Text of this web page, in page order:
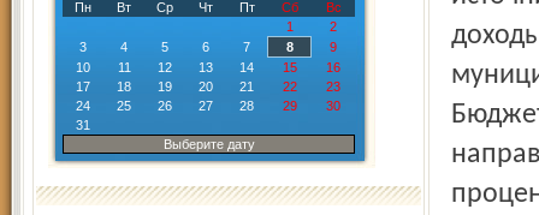
Пн
Вт Ср Чт Пт Сб
Вс
1
2
3
4 5 6 7 8
9
10
11 12 13 14 15
16
17
18 19 20 21 22
23
24
25 26 27 28 29
30
31
Выберите дату